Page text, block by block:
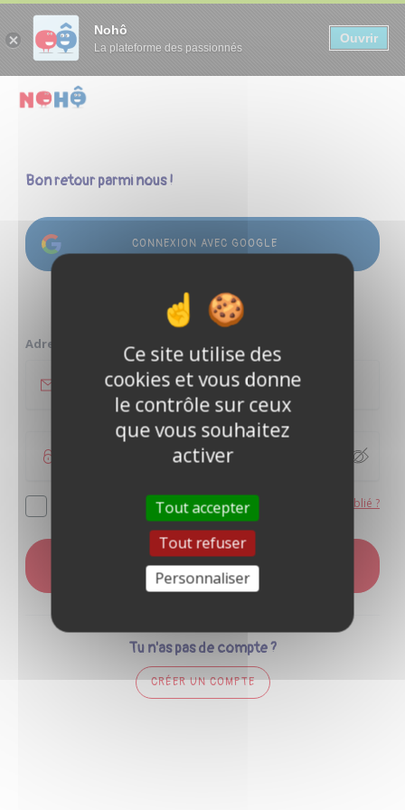
Nohô
La plateforme des passionnés
Ouvrir
Bon retour parmi nous !
CONNEXION AVEC GOOGLE
ou
Adresse e-mail
Se souvenir de moi Mot de passe oublié ?
CONNEXION
Tu n'as pas de compte ?
CRÉER UN COMPTE
Panneau de gestion des cookies
Ce site utilise des
cookies et vous donne
le contrôle sur ceux
que vous souhaitez
activer
Tout accepter
Tout refuser
Personnaliser